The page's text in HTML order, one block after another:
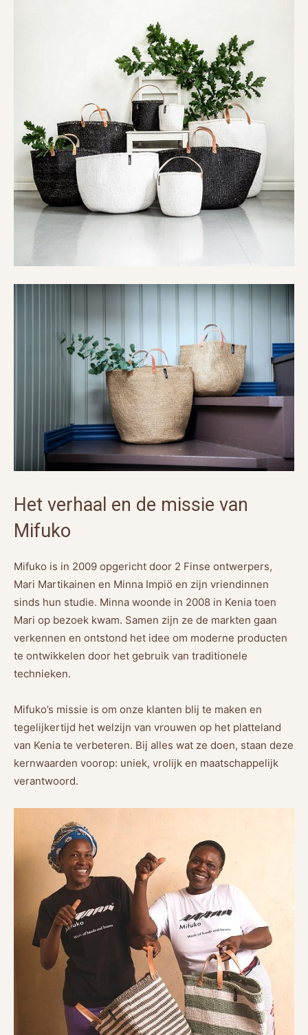
Het verhaal en de missie van
Mifuko
Mifuko is in 2009 opgericht door 2 Finse ontwerpers,
Mari Martikainen en Minna Impiö en zijn vriendinnen
sinds hun studie. Minna woonde in 2008 in Kenia toen
Mari op bezoek kwam. Samen zijn ze de markten gaan
verkennen en ontstond het idee om moderne producten
te ontwikkelen door het gebruik van traditionele
technieken.
Mifuko’s missie is om onze klanten blij te maken en
tegelijkertijd het welzijn van vrouwen op het platteland
van Kenia te verbeteren. Bij alles wat ze doen, staan deze
kernwaarden voorop: uniek, vrolijk en maatschappelijk
verantwoord.